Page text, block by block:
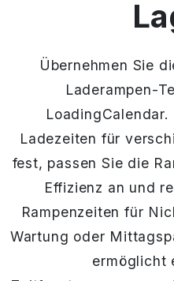
Übernehmen Sie
Laderampen-
Ladezeiten für
fest, passen Sie die
Effizienz an und
Rampenzeiten für
Wartung oder
ermöglicht